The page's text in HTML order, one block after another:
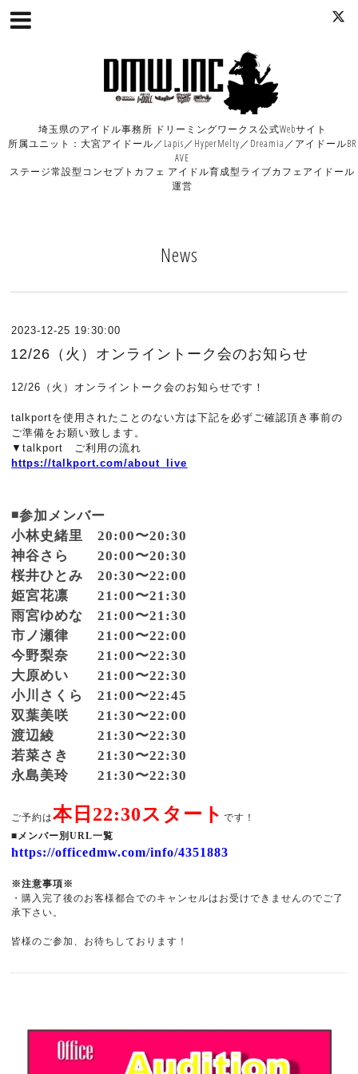
埼玉県のアイドル事務所 ドリーミングワークス公式Webサイト
所属ユニット：大宮アイドール／Lapis／HyperMelty／Dreamia／アイドールBR
AVE
ステージ常設型コンセプトカフェ アイドル育成型ライブカフェアイドール
運営
News
2023-12-25 19:30:00
12/26（火）オンライントーク会のお知らせ
12/26（火）オンライントーク会のお知らせです！
talkportを使用されたことのない方は下記を必ずご確認頂き事前の
ご準備をお願い致します。
▼talkport ご利用の流れ
https://talkport.com/about_live
◾️参加メンバー
小林史緒里 20:00〜20:30
神谷さら 20:00〜20:30
桜井ひとみ 20:30〜22:00
姫宮花凛 21:00〜21:30
雨宮ゆめな 21:00〜21:30
市ノ瀬律 21:00〜22:00
今野梨奈 21:00〜22:30
大原めい 21:00〜22:30
小川さくら 21:00〜22:45
双葉美咲 21:30〜22:00
渡辺綾 21:30〜22:30
若菜さき 21:30〜22:30
永島美玲 21:30〜22:30
ご予約は本日22:30スタートです！
■メンバー別URL一覧
https://officedmw.com/info/4351883
※注意事項※
・購入完了後のお客様都合でのキャンセルはお受けできませんのでご了
承下さい。
皆様のご参加、お待ちしております！